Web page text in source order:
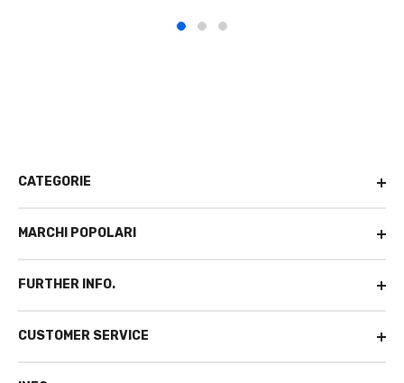
CATEGORIE
MARCHI POPOLARI
FURTHER INFO.
CUSTOMER SERVICE